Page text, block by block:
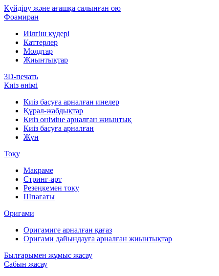
Күйдіру және ағашқа салынған ою
Фоамиран
Иілгіш күдері
Каттерлер
Молдтар
Жиынтықтар
3D-печать
Киіз өнімі
Киіз басуға арналған инелер
Құрал-жабдықтар
Киіз өніміне арналған жиынтық
Киіз басуға арналған
Жүн
Тоқу
Макраме
Стринг-арт
Резеңкемен тоқу
Шпагаты
Оригами
Оригамиге арналған қағаз
Оригами дайындауға арналған жиынтықтар
Былғарымен жұмыс жасау
Сабын жасау